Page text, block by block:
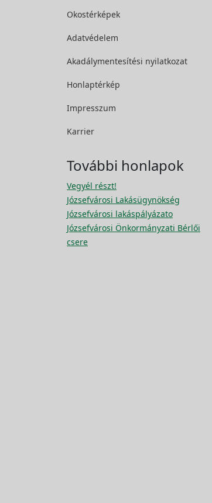
Okostérképek
Adatvédelem
Akadálymentesítési nyilatkozat
Honlaptérkép
Impresszum
Karrier
További honlapok
Vegyél részt!
Józsefvárosi Lakásügynökség
Józsefvárosi lakáspályázato
Józsefvárosi Önkormányzati Bérlői
csere